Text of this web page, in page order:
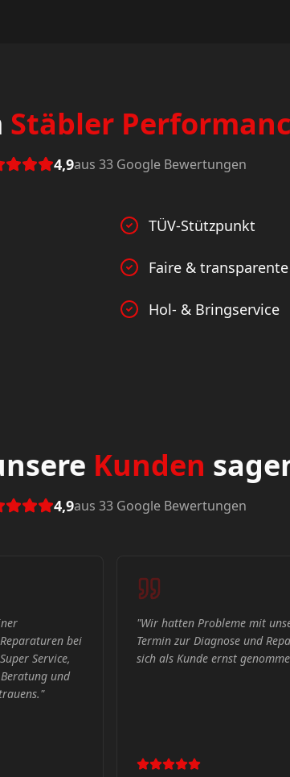
Stäbler
4,9aus 33 Google Bewertungen
TÜV-Stützpunkt
Faire &
Hol- & Bringservice
Kunden
4,9aus 33 Google Bewertungen
einen
Hier fühlt man
Dank!"
"Für uns war die Fa. Stäbler
sind mit unserem
Getriebeschaden in